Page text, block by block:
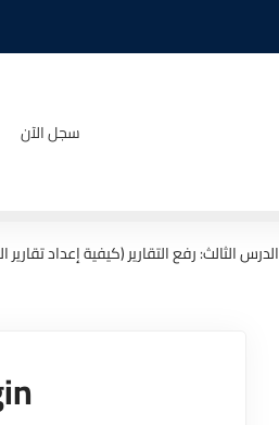
سجل الآن
الدرس الثالث: رفع التقارير (كيفية إعداد